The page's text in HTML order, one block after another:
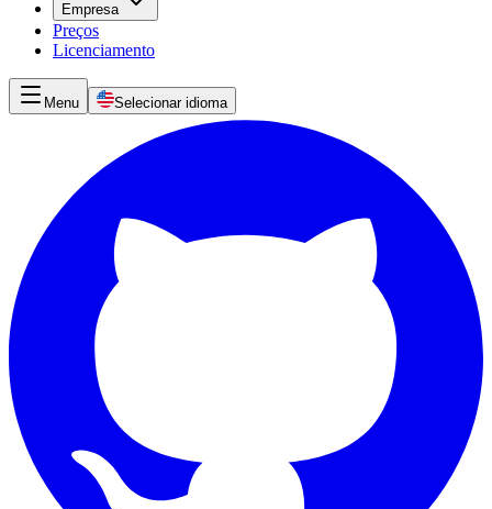
Empresa
Preços
Licenciamento
Menu Selecionar idioma